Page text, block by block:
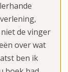
de vinger
over wat
ben ik